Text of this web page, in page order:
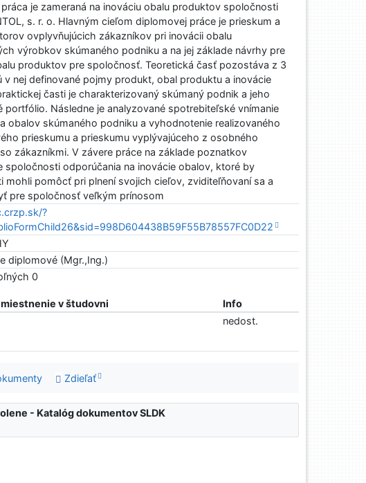
je zameraná na inováciu obalu produktov spoločnosti
s. r. o. Hlavným cieľom diplomovej práce je prieskum a
ovplyvňujúcich zákazníkov pri inovácii obalu
výrobkov skúmaného podniku a na jej základe návrhy pre
produktov pre spoločnosť. Teoretická časť pozostáva z 3
v nej definované pojmy produkt, obal produktu a inovácie
časti je charakterizovaný skúmaný podnik a jeho
portfólio. Následne je analyzované spotrebiteľské vnímanie
obalov skúmaného podniku a vyhodnotenie realizovaného
prieskumu a prieskumu vyplývajúceho z osobného
zákazníkmi. V závere práce na základe poznatkov
spoločnosti odporúčania na inovácie obalov, ktoré by
mohli pomôcť pri plnení svojich cieľov, zviditeľňovaní sa a
pre spoločnosť veľkým prínosom
?
diplomové (Mgr.,Ing.)
0
v študovni
Info
nedost.
Zdieľať
- Katalóg dokumentov SLDK